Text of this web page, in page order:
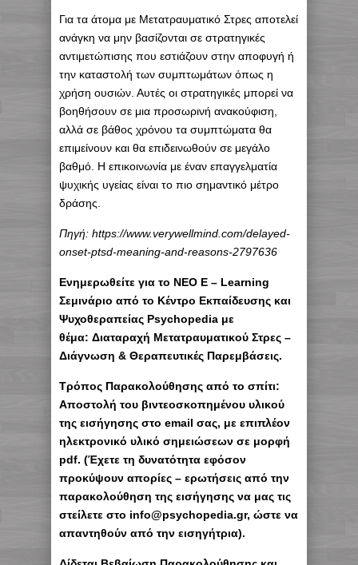
Για τα άτομα με Μετατραυματικό Στρες αποτελεί
ανάγκη να μην βασίζονται σε στρατηγικές
αντιμετώπισης που εστιάζουν στην αποφυγή ή
την καταστολή των συμπτωμάτων όπως η
χρήση ουσιών. Αυτές οι στρατηγικές μπορεί να
βοηθήσουν σε μια προσωρινή ανακούφιση,
αλλά σε βάθος χρόνου τα συμπτώματα θα
επιμείνουν και θα επιδεινωθούν σε μεγάλο
βαθμό. Η επικοινωνία με έναν επαγγελματία
ψυχικής υγείας είναι το πιο σημαντικό μέτρο
δράσης.
Πηγή: https://www.verywellmind.com/delayed-
onset-ptsd-meaning-and-reasons-2797636
Ενημερωθείτε για το ΝΕΟ Ε – Learning
Σεμινάριο από το Κέντρο Εκπαίδευσης και
Ψυχοθεραπείας Psychopedia με
θέμα: Διαταραχή Μετατραυματικού Στρες –
Διάγνωση & Θεραπευτικές Παρεμβάσεις.
Τρόπος Παρακολούθησης από το σπίτι:
Αποστολή του βιντεοσκοπημένου υλικού
της εισήγησης στο email σας, με επιπλέον
ηλεκτρονικό υλικό σημειώσεων σε μορφή
pdf. (Έχετε τη δυνατότητα εφόσον
προκύψουν απορίες – ερωτήσεις από την
παρακολούθηση της εισήγησης να μας τις
στείλετε στο info@psychopedia.gr, ώστε να
απαντηθούν από την εισηγήτρια).